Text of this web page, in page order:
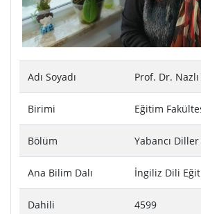
Adı Soyadı Prof. Dr. Nazlı
Birimi Eğitim
Bölüm Yabancı
Ana Bilim Dalı İngiliz Dili
Dahili 4599